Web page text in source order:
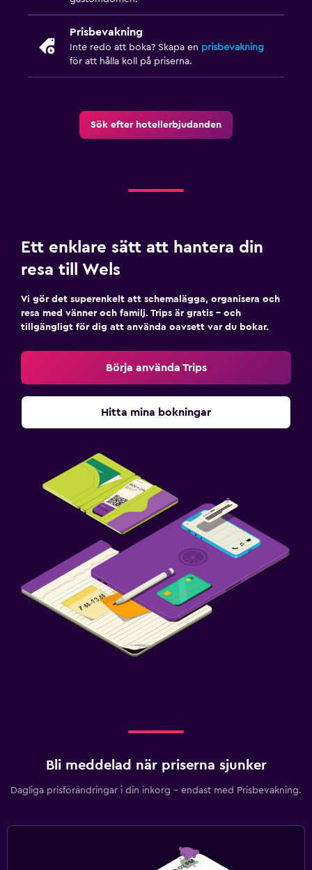
Prisbevakning
Inte redo att boka? Skapa en prisbevakning
för att hålla koll på priserna.
Sök efter hotellerbjudanden
Ett enklare sätt att hantera din
resa till Wels
Vi gör det superenkelt att schemalägga, organisera och
resa med vänner och familj. Trips är gratis – och
tillgängligt för dig att använda oavsett var du bokar.
Börja använda Trips
Hitta mina bokningar
Bli meddelad när priserna sjunker
Dagliga prisförändringar i din inkorg – endast med Prisbevakning.